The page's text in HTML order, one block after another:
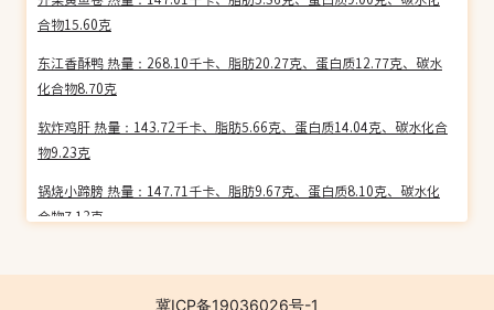
合物15.60克
东江香酥鸭 热量：268.10千卡、脂肪20.27克、蛋白质12.77克、碳水
化合物8.70克
软炸鸡肝 热量：143.72千卡、脂肪5.66克、蛋白质14.04克、碳水化合
物9.23克
锅烧小蹄膀 热量：147.71千卡、脂肪9.67克、蛋白质8.10克、碳水化
合物7.13克
合物6.32克
冀ICP备19036026号-1